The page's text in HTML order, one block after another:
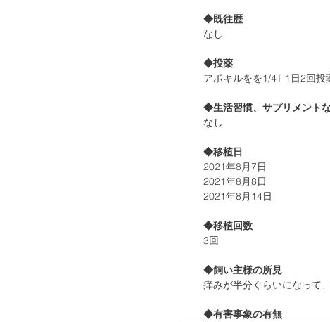
◆既往歴
なし
◆投薬
アポキルをを1/4T 1日2回投
◆生活習慣、サプリメント
なし
◆移植日
2021年8月7日
2021年8月8日
2021年8月14日
◆移植回数
3回
◆飼い主様の所見
痒みが半分ぐらいになって
◆有害事象の有無